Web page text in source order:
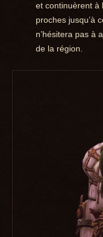
et continuèrent à
proches jusqu’à
n’hésitera pas à
de la région.